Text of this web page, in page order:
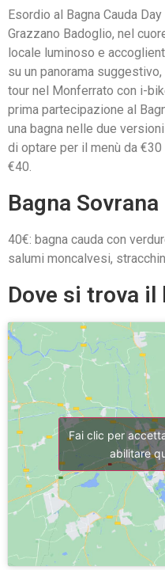
Esordio al Bagna Cauda
Grazzano Badoglio, nel
locale luminoso e
su un panorama
tour nel Monferrato con i-
prima partecipazione al
una bagna nelle due
di optare per il menù da
€40.
Bagna Sovrana
40€: bagna cauda con
salumi moncalvesi,
Dove si trova il
Fai clic per
abilitare